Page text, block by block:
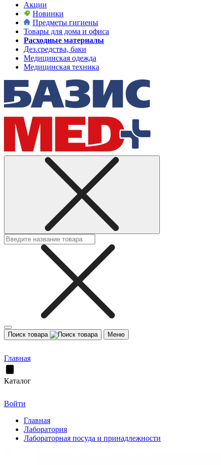
Акции
Новинки
Предметы гигиены
Товары для дома и офиса
Расходные материалы
Дез.средства, баки
Медицинская одежда
Медицинская техника
Поиск товара Меню
Главная
Каталог
Войти
Главная
Лаборатория
Лабораторная посуда и принадлежности